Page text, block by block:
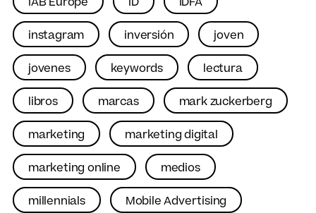
instagram inversión joven
jovenes keywords lectura
libros marcas mark zuckerberg
marketing marketing digital
marketing online medios
millennials Mobile Advertising